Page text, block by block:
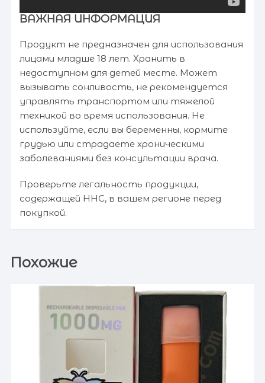
ВАЖНАЯ ИНФОРМАЦИЯ
Продукт не предназначен для использования
лицами младше 18 лет. Хранить в
недоступном для детей месте. Может
вызывать сонливость, не рекомендуется
управлять транспортом или тяжелой
техникой во время использования. Не
используйте, если вы беременны, кормите
грудью или страдаете хроническими
заболеваниями без консультации врача.
Проверьте легальность продукции,
содержащей HHC, в вашем регионе перед
покупкой.
Похожие